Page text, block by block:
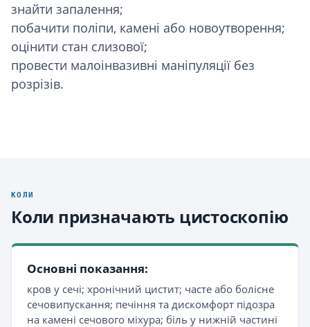
знайти запалення;
побачити поліпи, камені або новоутворення;
оцінити стан слизової;
провести малоінвазивні маніпуляції без
розрізів.
КОЛИ
Коли призначають цистоскопію
Основні показання:
кров у сечі; хронічний цистит; часте або болісне
сечовипускання; печіння та дискомфорт підозра
на камені сечового міхура; біль у нижній частині